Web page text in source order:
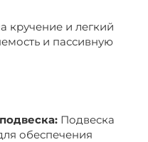
кручение и легкий
и пассивную
Подвеска
обеспечения